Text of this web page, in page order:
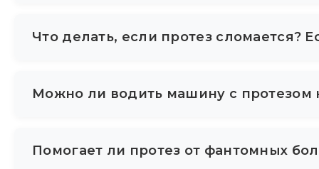
В среднем процесс занимает от 10 до 15
слепка, создание прозрачной тестовой
Что делать, если протез сломается?
На все изделия дается гарантия. На
поломка гарантийная, мы ремонтируем или
Можно ли водить машину с протезом
Да, тысячи наших пациентов водят авто. При
можно переоборудовать педаль газа под
Помогает ли протез от фантомных